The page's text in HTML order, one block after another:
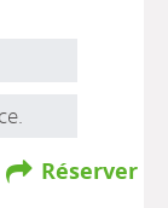
Réserver